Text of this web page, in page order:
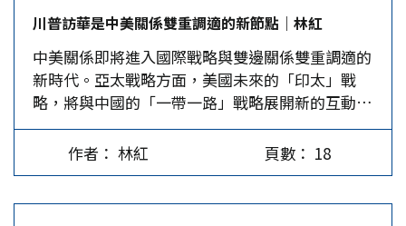
務中抽身、甚至退縮，先後退出歐巴馬的「重返亞
洲」政策、TPP談判、全球反氣候暖化的《巴黎協
定》、聯合國教科文組織；同時，以「經濟民族主
義」、「美國優先」，偷渡保護主義以對抗全球
化，威脅盟邦要重啟雙邊談判，撕毀美國過去簽署
的多邊經貿協議。 川普亞洲行是諂媚之旅？ 華盛
頓主流和「建制派」對川普已幾乎忍無可忍，尤其
8月維吉尼亞州夏洛特維爾爆發的種族騷亂，美國
川普訪華是中美關係雙重調適的新節點｜林紅
中美關係即將進入國際戰略與雙邊關係雙重調適的
新時代。亞太戰略方面，美國未來的「印太」戰
略，將與中國的「一帶一路」戰略展開新的互動或
較量；雙邊關係方面，中美關係的定位將朝向一種
合作共贏的夥伴關係。 2017年的金秋時節，備受
矚目的中美關係又一次來到了新的歷史起點上。11
作者： 林紅 頁數： 18